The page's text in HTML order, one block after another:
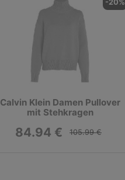
-20%
Calvin Klein Damen Pullover
mit Stehkragen
84.94 € 105.99 €